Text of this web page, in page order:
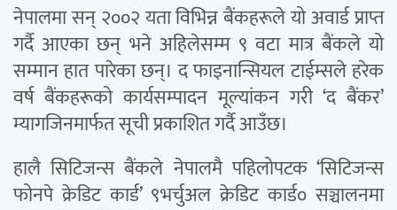
नेपालमा सन् २००२ यता विभिन्न बैंकहरूले यो अवार्ड प्राप्त
गर्दै आएका छन् भने अहिलेसम्म ९ वटा मात्र बैंकले यो
सम्मान हात पारेका छन्। द फाइनान्सियल टाईम्सले हरेक
वर्ष बैंकहरूको कार्यसम्पादन मूल्यांकन गरी ‘द बैंकर’
म्यागजिनमार्फत सूची प्रकाशित गर्दै आउँछ।
हालै सिटिजन्स बैंकले नेपालमै पहिलोपटक ‘सिटिजन्स
फोनपे क्रेडिट कार्ड’ ९भर्चुअल क्रेडिट कार्ड० सञ्चालनमा